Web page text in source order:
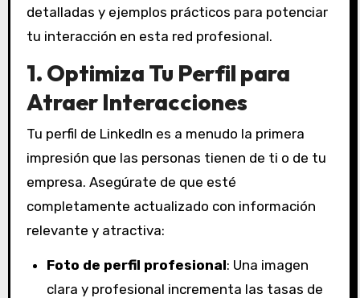
detalladas y ejemplos prácticos para potenciar
tu interacción en esta red profesional.
1. Optimiza Tu Perfil para
Atraer Interacciones
Tu perfil de LinkedIn es a menudo la primera
impresión que las personas tienen de ti o de tu
empresa. Asegúrate de que esté
completamente actualizado con información
relevante y atractiva:
Foto de perfil profesional: Una imagen
clara y profesional incrementa las tasas de